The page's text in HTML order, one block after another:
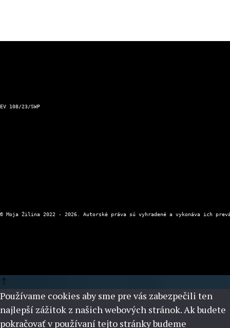
EV 108/23/SWP
Používame cookies aby sme pre vás zabezpečili ten
najlepší zážitok z našich webových stránok. Ak budete
pokračovať v používaní tejto stránky budeme